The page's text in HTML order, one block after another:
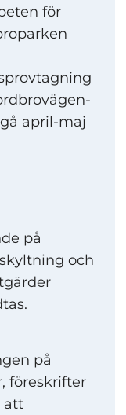
för
april-maj
på
och
på
föreskrifter
att